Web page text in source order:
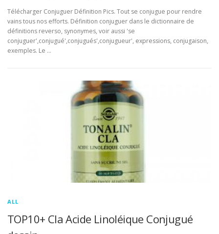
Télécharger Conjuguer Définition Pics. Tout se conjugue pour rendre
vains tous nos efforts. Définition conjuguer dans le dictionnaire de
définitions reverso, synonymes, voir aussi 'se
conjuguer',conjugué',conjugués',conjugueur', expressions, conjugaison,
exemples. Le …
ALL
TOP10+ Cla Acide Linoléique Conjugué